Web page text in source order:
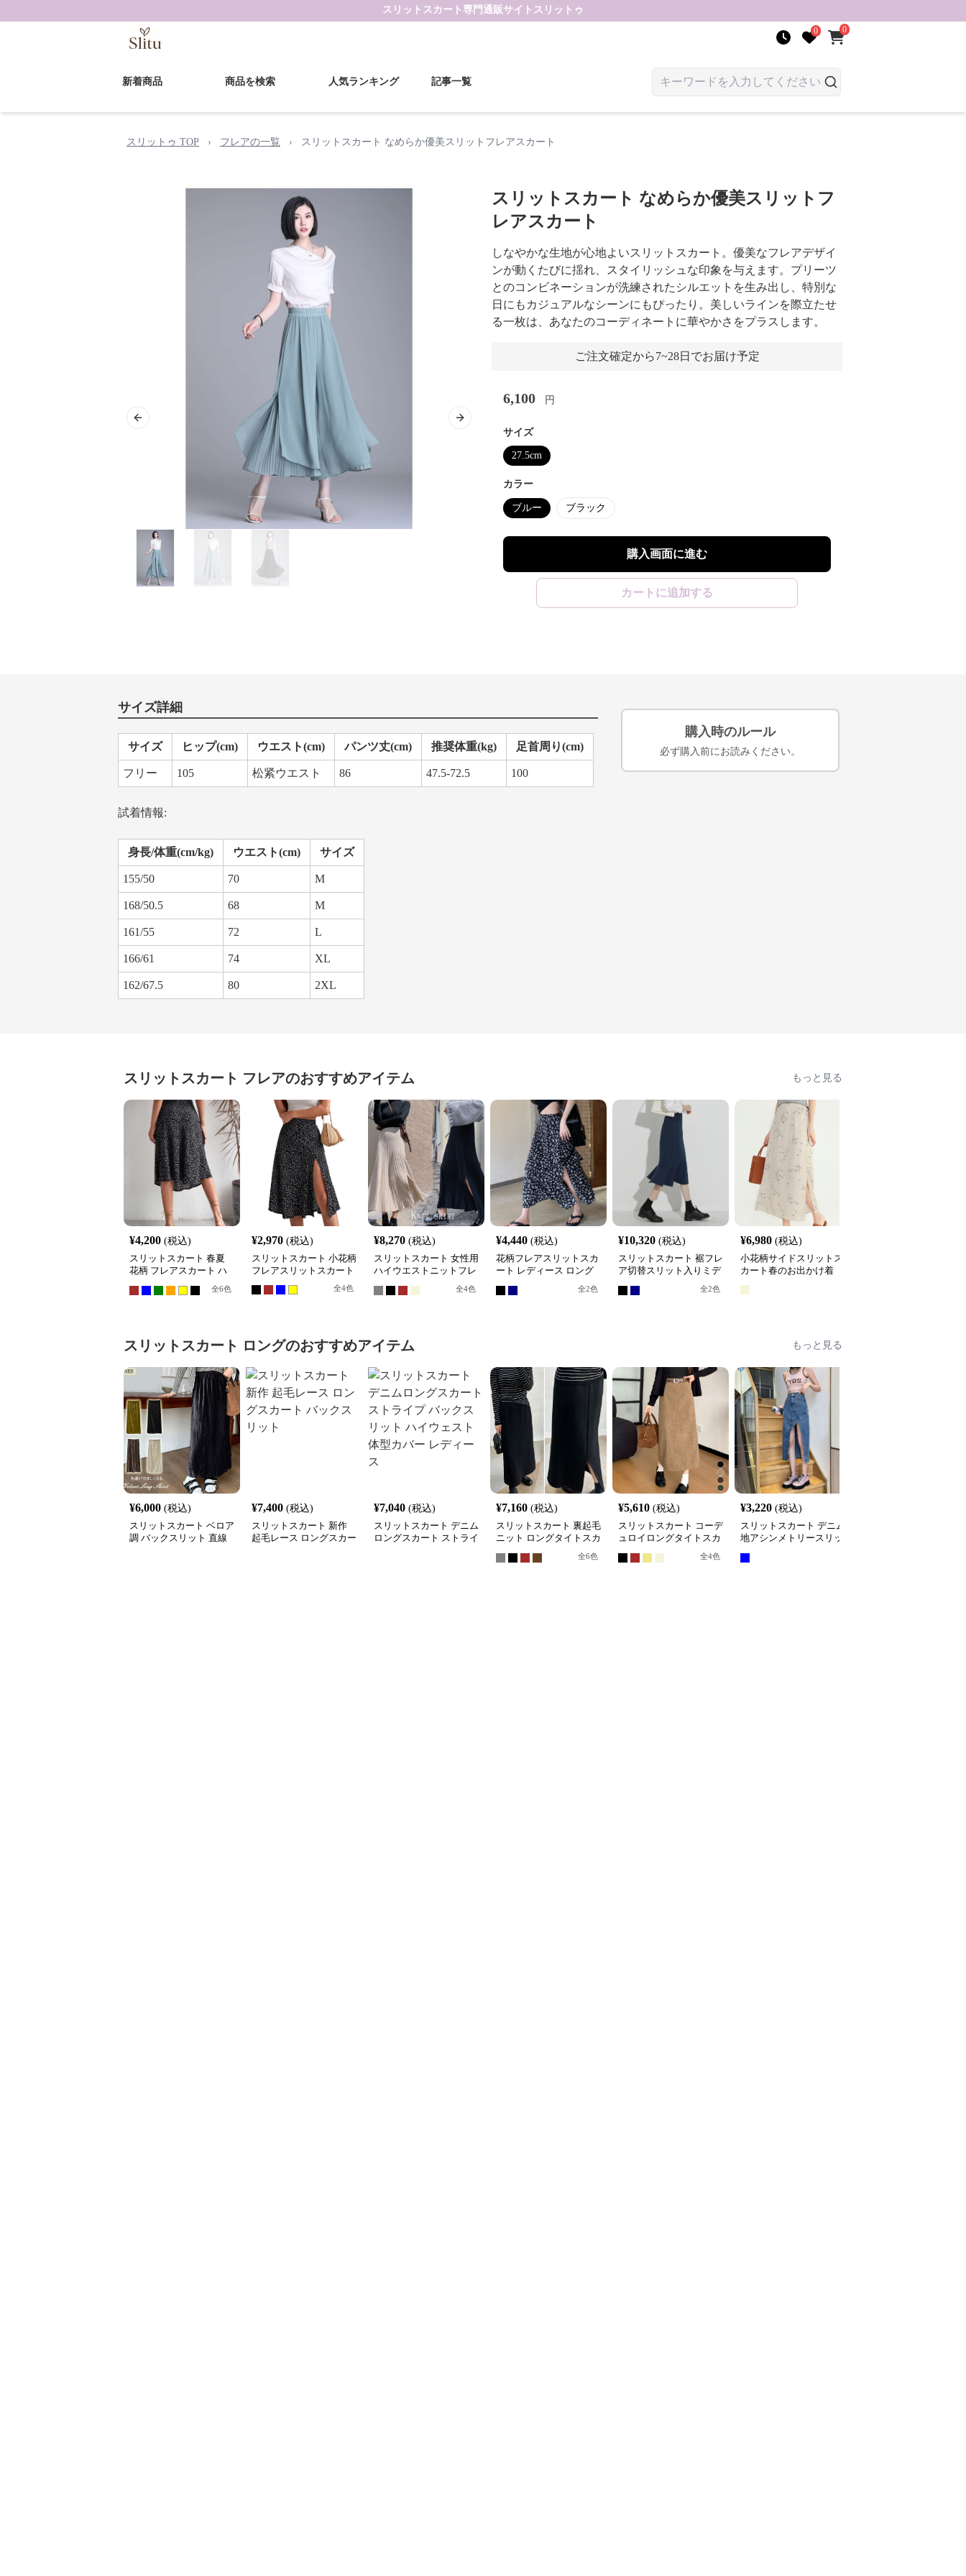
スリットスカート 専門通販サイト スリットゥ
0 0
新着商品 商品を検索 人気ランキング 記事一覧
スリットゥ TOP › フレアの一覧 › スリットスカート なめらか優美スリットフレアスカート
Previous slide Next slide
スリットスカート なめらか優美スリットフ
レアスカート
しなやかな生地が心地よいスリットスカート。優美なフレアデザイ
ンが動くたびに揺れ、スタイリッシュな印象を与えます。プリーツ
とのコンビネーションが洗練されたシルエットを生み出し、特別な
日にもカジュアルなシーンにもぴったり。美しいラインを際立たせ
る一枚は、あなたのコーディネートに華やかさをプラスします。
ご注文確定から7~28日でお届け予定
6,100 円
サイズ
27.5cm
カラー
ブルー ブラック
購入画面に進む
カートに追加する
サイズ詳細
サイズ ヒップ(cm) ウエスト(cm) パンツ丈(cm) 推奨体重(kg) 足首周り(cm)
フリー 105 松紧ウエスト 86 47.5-72.5 100
試着情報:
身長/体重(cm/kg) ウエスト(cm) サイズ
155/50 70 M
168/50.5 68 M
161/55 72 L
166/61 74 XL
162/67.5 80 2XL
購入時のルール
必ず購入前にお読みください。
スリットスカート フレアのおすすめアイテム もっと見る
¥4,200 (税込)
スリットスカート 春夏
花柄 フレアスカート ハ
イウエスト 大人きれいめ
全6色
¥2,970 (税込)
スリットスカート 小花柄
フレアスリットスカート
全4色
¥8,270 (税込)
スリットスカート 女性用
ハイウエストニットフレ
全4色
¥4,440 (税込)
花柄フレアスリットスカ
ート レディース ロング
全2色
¥10,320 (税込)
スリットスカート 裾フレ
ア切替スリット入りミデ
全2色
¥6,980 (税込)
小花柄サイドスリットス
カート春のお出かけ着
スリットスカート ロングのおすすめアイテム もっと見る
¥6,000 (税込)
スリットスカート ベロア
調 バックスリット 直線
¥7,400 (税込)
スリットスカート 新作
起毛レース ロングスカー
¥7,040 (税込)
スリットスカート デニム
ロングスカート ストライ
¥7,160 (税込)
スリットスカート 裏起毛
ニット ロングタイトスカ
ート バックスリット入り
全6色
¥5,610 (税込)
スリットスカート コーデ
ュロイロングタイトスカ
ート ベルト付き バック
スリット
全4色
¥3,220 (税込)
スリットスカート デニム
地アシンメトリースリッ